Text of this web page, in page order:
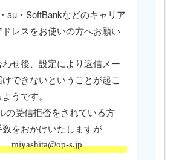
au・SoftBankなどのキャリア
ドレスをお使いの方へお願い
せ後、設定により返信メー
できないということが起こ
うです。
の受信拒否をされている方
数をおかけいたしますが
miyashita@op-s.jp